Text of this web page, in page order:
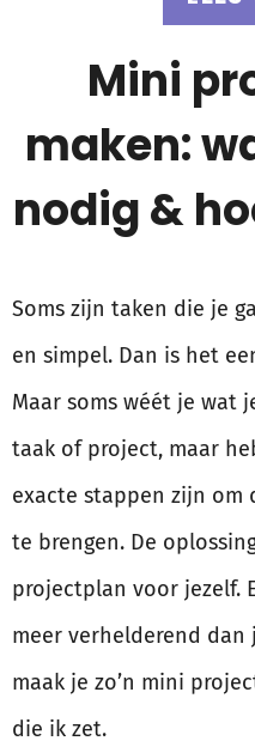
Mini
maken:
nodig &
Soms zijn taken die je
en simpel. Dan is het
Maar soms wéét je wat
taak of project, maar
exacte stappen zijn om
te brengen. De
projectplan voor jezelf.
meer verhelderend dan
maak je zo’n mini
die ik zet.